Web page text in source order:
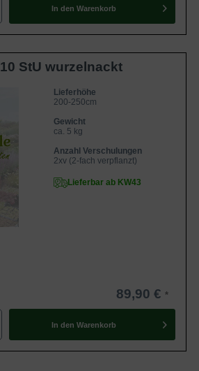
In den Warenkorb
StU wurzelnackt
Lieferhöhe
200-250cm
Gewicht
ca. 5 kg
Anzahl Verschulungen
2xv (2-fach verpflanzt)
Lieferbar ab KW43
89,90 €
In den Warenkorb